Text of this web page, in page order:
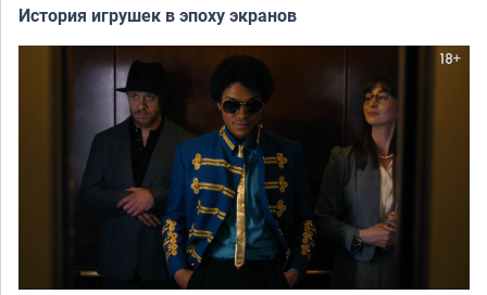
История игрушек в эпоху экранов